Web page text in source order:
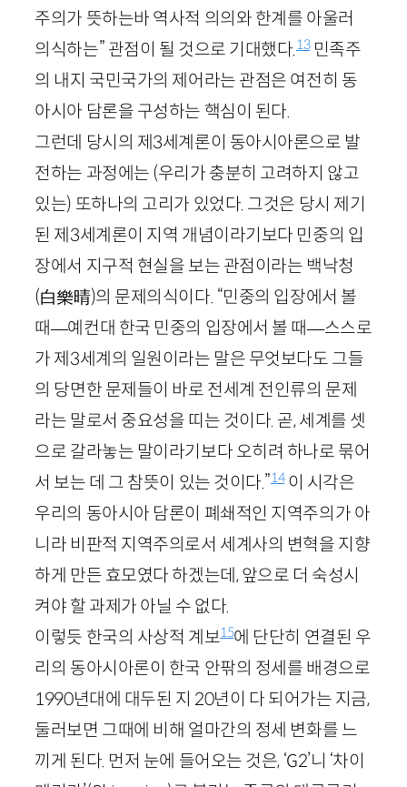
주의가 뜻하는바 역사적 의의와 한계를 아울러
의식하는” 관점이 될 것으로 기대했다. 13민족주
의 내지 국민국가의 제어라는 관점은 여전히 동
아시아 담론을 구성하는 핵심이 된다.
그런데 당시의 제 3세계론이 동아시아론으로 발
전하는 과정에는 (우리가 충분히 고려하지 않고
있는) 또하나의 고리가 있었다. 그것은 당시 제기
된 제 3세계론이 지역 개념이라기보다 민중의 입
장에서 지구적 현실을 보는 관점이라는 백낙청
(白樂晴)의 문제의식이다. “민중의 입장에서 볼
때—예컨대 한국 민중의 입장에서 볼 때—스스로
가 제 3세계의 일원이라는 말은 무엇보다도 그들
의 당면한 문제들이 바로 전세계 전인류의 문제
라는 말로서 중요성을 띠는 것이다. 곧, 세계를 셋
으로 갈라놓는 말이라기보다 오히려 하나로 묶어
서 보는 데 그 참뜻이 있는 것이다.”14이 시각은
우리의 동아시아 담론이 폐쇄적인 지역주의가 아
니라 비판적 지역주의로서 세계사의 변혁을 지향
하게 만든 효모였다 하겠는데, 앞으로 더 숙성시
켜야 할 과제가 아닐 수 없다.
이렇듯 한국의 사상적 계보15에 단단히 연결된 우
리의 동아시아론이 한국 안팎의 정세를 배경으로
1990년대에 대두된 지 20년이 다 되어가는 지금,
둘러보면 그때에 비해 얼마간의 정세 변화를 느
끼게 된다. 먼저 눈에 들어오는 것은, ‘G2’니 ‘차이